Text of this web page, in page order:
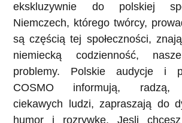
ekskluzywnie do polskiej
Niemczech, którego twórcy,
są częścią tej społeczności,
niemiecką codzienność,
problemy. Polskie audycje i
COSMO informują, radzą,
ciekawych ludzi, zapraszają do
humor i rozrywkę. Jesli